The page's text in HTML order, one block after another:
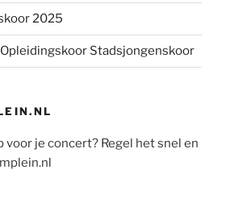
2025
Stadsjongenskoor
voor je concert? Regel het snel en